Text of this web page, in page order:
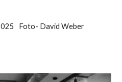
Foto- David Weber